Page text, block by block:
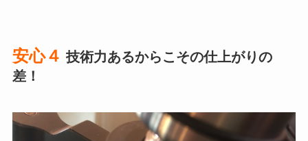
安心４ 技術力あるからこその仕上がりの
差！